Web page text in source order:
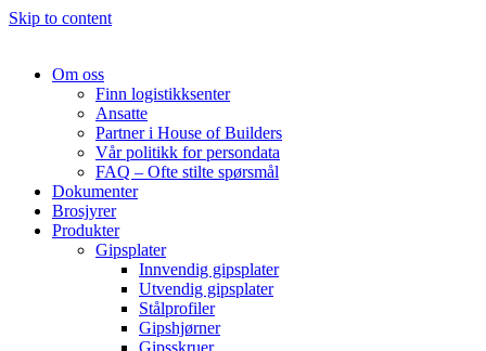
Skip to content
Om oss
Finn logistikksenter
Ansatte
Partner i House of Builders
Vår politikk for persondata
FAQ – Ofte stilte spørsmål
Dokumenter
Brosjyrer
Produkter
Gipsplater
Innvendig gipsplater
Utvendig gipsplater
Stålprofiler
Gipshjørner
Gipsskruer